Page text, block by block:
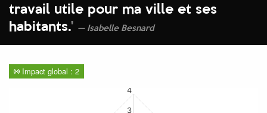
travail utile pour ma ville et ses
habitants.' Isabelle Besnard
Impact global : 2
3
4